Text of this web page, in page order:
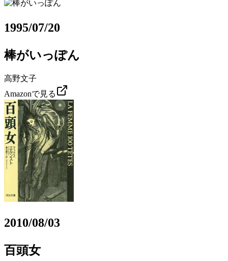
1995/07/20
棒がいっぽん
高野文子
Amazonで見る
2010/08/03
百頭女